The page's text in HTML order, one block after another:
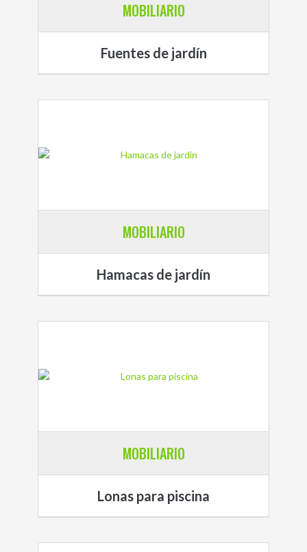
MOBILIARIO
Fuentes de jardín
MOBILIARIO
Hamacas de jardín
MOBILIARIO
Lonas para piscina